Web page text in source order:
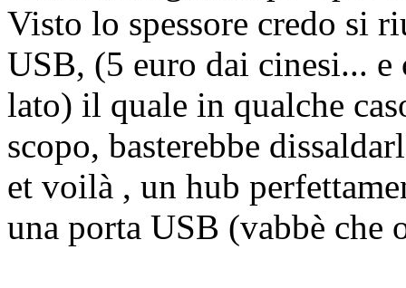
Visto lo spessore credo si
USB, (5 euro dai cinesi... e
lato) il quale in qualche
scopo, basterebbe
et voilà , un hub
una porta USB (vabbè che